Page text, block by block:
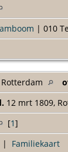
| 010
12 mrt 1809,
[1]
| Familiekaart